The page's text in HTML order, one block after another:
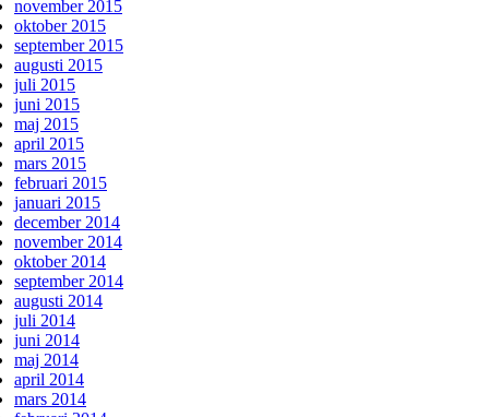
november 2015
oktober 2015
september 2015
augusti 2015
juli 2015
juni 2015
maj 2015
april 2015
mars 2015
februari 2015
januari 2015
december 2014
november 2014
oktober 2014
september 2014
augusti 2014
juli 2014
juni 2014
maj 2014
april 2014
mars 2014